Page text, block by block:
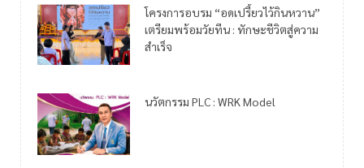
โครงการอบรม “อดเปรี้ยวไว้กินหวาน”
เตรียมพร้อมวัยทีน : ทักษะชีวิตสู่ความ
สำเร็จ
นวัตกรรม PLC : WRK Model